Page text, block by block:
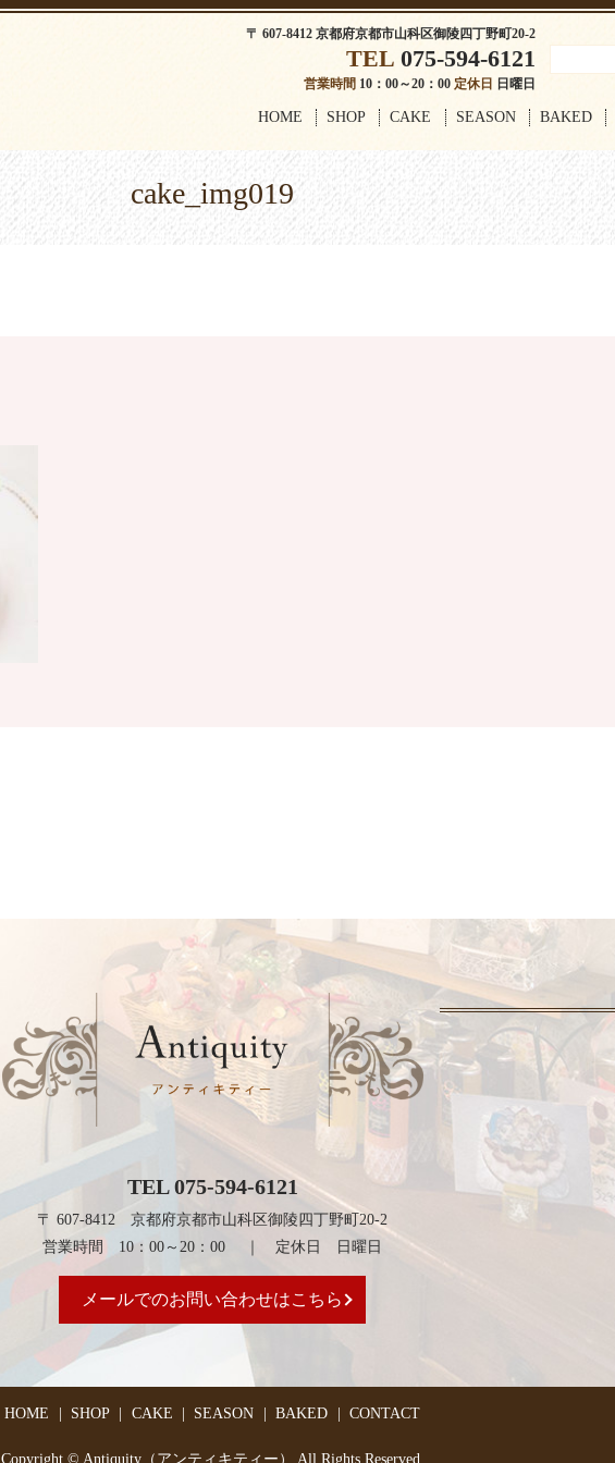
〒 607-8412 京都府京都市山科区御陵四丁野町20-2
TEL 075-594-6121
営業時間 10：00～20：00 定休日 日曜日
HOME SHOP CAKE SEASON BAKED
cake_img019
TEL 075-594-6121
〒 607-8412 京都府京都市山科区御陵四丁野町20-2
営業時間 10：00～20：00 ｜ 定休日 日曜日
メールでのお問い合わせはこちら
HOME SHOP CAKE SEASON BAKED CONTACT
Copyright © Antiquity（アンティキティー） All Rights Reserved.